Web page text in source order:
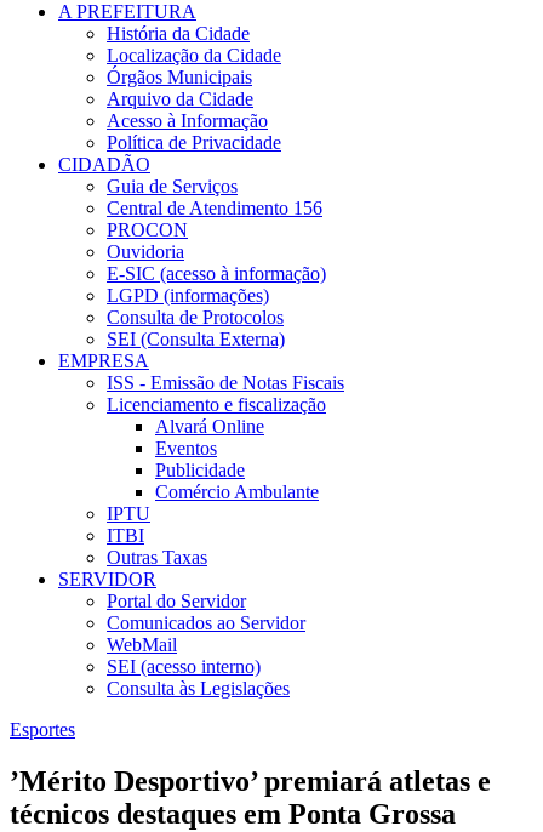
A PREFEITURA
História da Cidade
Localização da Cidade
Órgãos Municipais
Arquivo da Cidade
Acesso à Informação
Política de Privacidade
CIDADÃO
Guia de Serviços
Central de Atendimento 156
PROCON
Ouvidoria
E-SIC (acesso à informação)
LGPD (informações)
Consulta de Protocolos
SEI (Consulta Externa)
EMPRESA
ISS - Emissão de Notas Fiscais
Licenciamento e fiscalização
Alvará Online
Eventos
Publicidade
Comércio Ambulante
IPTU
ITBI
Outras Taxas
SERVIDOR
Portal do Servidor
Comunicados ao Servidor
WebMail
SEI (acesso interno)
Consulta às Legislações
Esportes
’Mérito Desportivo’ premiará atletas e
técnicos destaques em Ponta Grossa